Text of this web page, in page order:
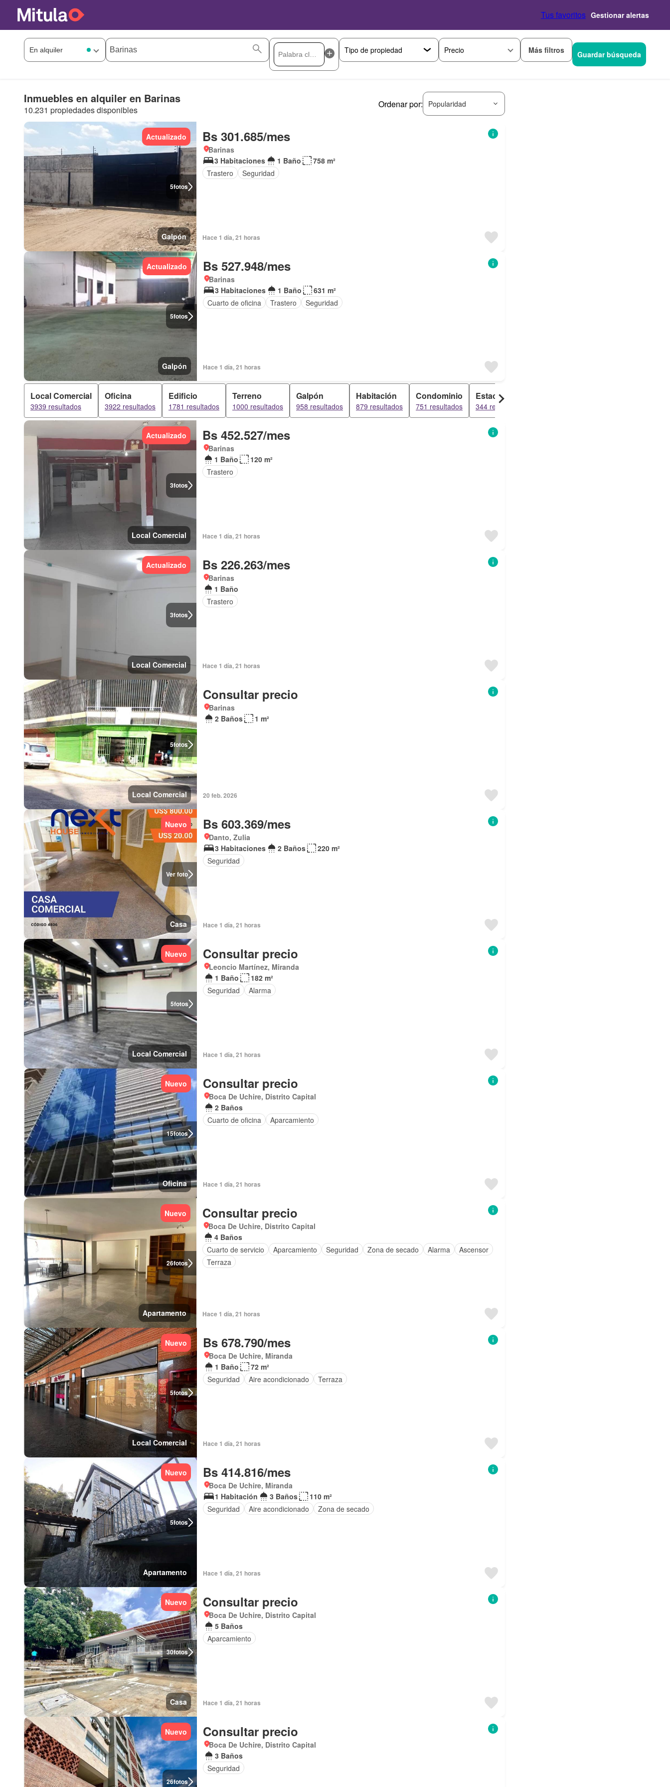
Tus favoritos Gestionar alertas
Precio Más filtros Guardar búsqueda
Inmuebles en alquiler en Barinas
10.231 propiedades disponibles
Ordenar por: Popularidad
5fotos
Actualizado
Galpón
Bs 301.685/mes
Barinas
3 Habitaciones
1 Baño
758 m²
Trastero
Seguridad
Hace 1 día, 21 horas
5fotos
Actualizado
Galpón
Bs 527.948/mes
Barinas
3 Habitaciones
1 Baño
631 m²
Cuarto de oficina
Trastero Seguridad
Hace 1 día, 21 horas
Local Comercial
3939 resultados
Oficina
3922 resultados
Edificio
1781 resultados
Terreno
1000 resultados
Galpón
958 resultados
Habitación
879 resultados
Condominio
751 resultados
Estacionamiento
344 resultados
3fotos
Actualizado
Local Comercial
Bs 452.527/mes
Barinas
1 Baño
120 m²
Trastero
Hace 1 día, 21 horas
3fotos
Actualizado
Local Comercial
Bs 226.263/mes
Barinas
1 Baño
Trastero
Hace 1 día, 21 horas
5fotos
Local Comercial
Consultar precio
Barinas
2 Baños
1 m²
20 feb. 2026
Ver foto
Nuevo
Casa
Bs 603.369/mes
Danto, Zulia
3 Habitaciones
2 Baños
220 m²
Seguridad
Hace 1 día, 21 horas
5fotos
Nuevo
Local Comercial
Consultar precio
Leoncio Martínez, Miranda
1 Baño
182 m²
Seguridad
Alarma
Hace 1 día, 21 horas
15fotos
Nuevo
Oficina
Consultar precio
Boca De Uchire, Distrito Capital
2 Baños
Cuarto de oficina
Aparcamiento
Hace 1 día, 21 horas
26fotos
Nuevo
Apartamento
Consultar precio
Boca De Uchire, Distrito Capital
4 Baños
Cuarto de servicio
Aparcamiento Seguridad Zona de secado Alarma
Ascensor
Terraza
Hace 1 día, 21 horas
5fotos
Nuevo
Local Comercial
Bs 678.790/mes
Boca De Uchire, Miranda
1 Baño
72 m²
Seguridad
Aire acondicionado Terraza
Hace 1 día, 21 horas
5fotos
Nuevo
Apartamento
Bs 414.816/mes
Boca De Uchire, Miranda
1 Habitación
3 Baños
110 m²
Seguridad
Aire acondicionado Zona de secado
Hace 1 día, 21 horas
30fotos
Nuevo
Casa
Consultar precio
Boca De Uchire, Distrito Capital
5 Baños
Aparcamiento
Hace 1 día, 21 horas
26fotos
Nuevo Consultar precio
Boca De Uchire, Distrito Capital
3 Baños
Seguridad